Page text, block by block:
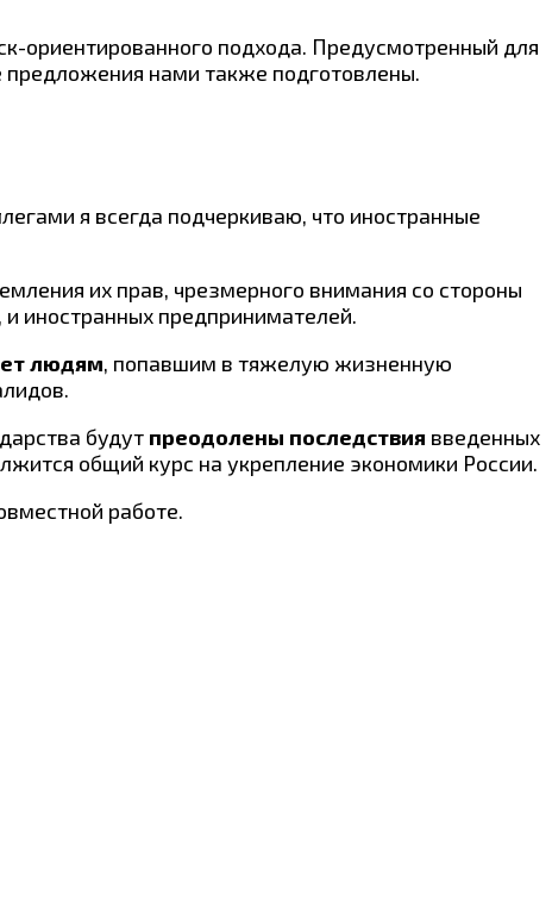
ориентированного подхода. Предусмотренный для
нами также подготовлены.
я всегда подчеркиваю, что иностранные
их прав, чрезмерного внимания со стороны
и иностранных предпринимателей.
людям, попавшим в тяжелую жизненную
будут преодолены последствия введенных
общий курс на укрепление экономики России.
работе.